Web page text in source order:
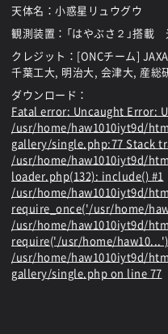
天体名：小惑星リュウグウ
観測装置：「はやぶさ２」搭載
クレジット：[ONCチーム]
千葉工大, 明治大, 会津大, 産総
ダウンロード：
Fatal error: Uncaught Error:
/usr/home/haw1010iyt9d/
gallery/single.php:77 Stack
/usr/home/haw1010iyt9d/
loader.php(132): include() #1
/usr/home/haw1010iyt9d/
require_once('/usr/home/
/usr/home/haw1010iyt9d/
require('/usr/home/
/usr/home/haw1010iyt9d/
gallery/single.php on line 77